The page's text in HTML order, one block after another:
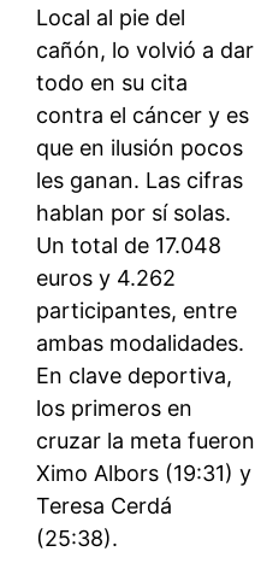
Local al pie del
cañón, lo volvió a dar
todo en su cita
contra el cáncer y es
que en ilusión pocos
les ganan. Las cifras
hablan por sí solas.
Un total de 17.048
euros y 4.262
participantes, entre
ambas modalidades.
En clave deportiva,
los primeros en
cruzar la meta fueron
Ximo Albors (19:31) y
Teresa Cerdá
(25:38).